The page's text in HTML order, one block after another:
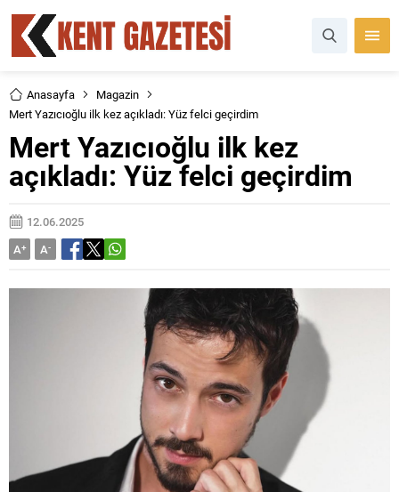
Anasayfa
Magazin
Mert Yazıcıoğlu ilk kez açıkladı: Yüz felci geçirdim
Mert Yazıcıoğlu ilk kez
açıkladı: Yüz felci geçirdim
12.06.2025
A+ A-